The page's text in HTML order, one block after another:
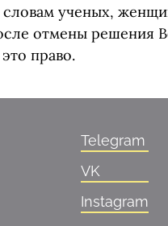
ученых,
отмены решения
право.
Telegram
VK
Instagram